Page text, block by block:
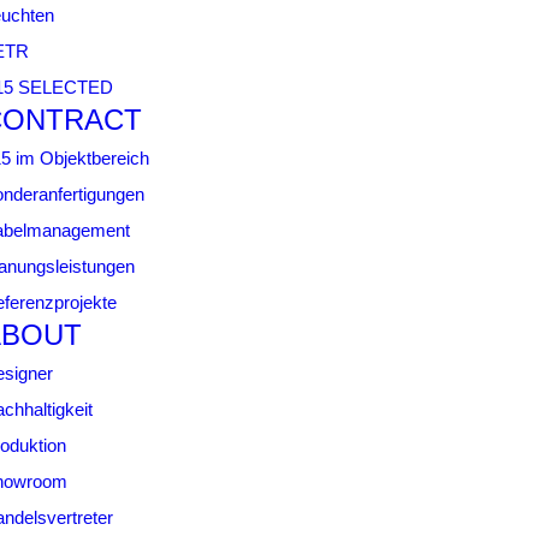
SELECTED
im Objektbereich